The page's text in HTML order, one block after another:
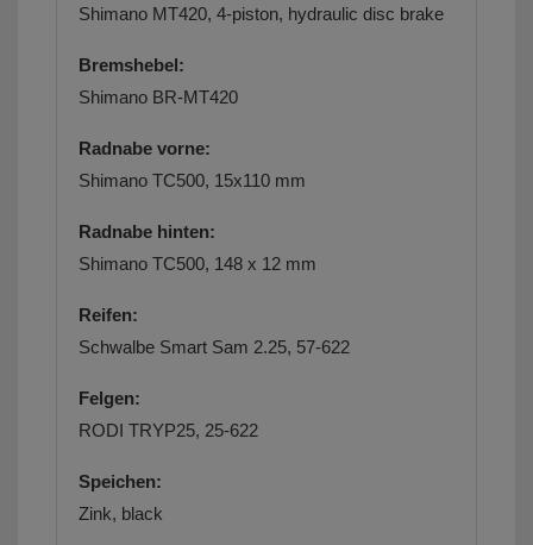
Shimano MT420, 4-piston, hydraulic disc brake
Bremshebel:
Shimano BR-MT420
Radnabe vorne:
Shimano TC500, 15x110 mm
Radnabe hinten:
Shimano TC500, 148 x 12 mm
Reifen:
Schwalbe Smart Sam 2.25, 57-622
Felgen:
RODI TRYP25, 25-622
Speichen:
Zink, black